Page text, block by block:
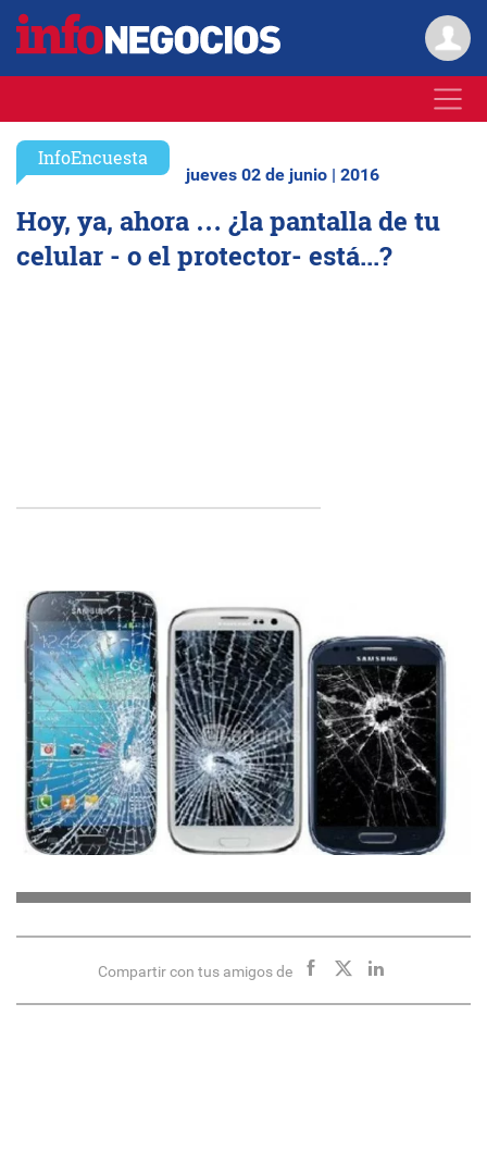
InfoEncuesta
jueves 02 de junio | 2016
Hoy, ya, ahora … ¿la pantalla de tu
celular - o el protector- está...?
Compartir con tus amigos de